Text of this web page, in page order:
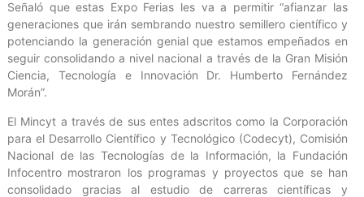
Señaló que estas Expo Ferias les va a permitir “afianzar las
generaciones que irán sembrando nuestro semillero científico y
potenciando la generación genial que estamos empeñados en
seguir consolidando a nivel nacional a través de la Gran Misión
Ciencia, Tecnología e Innovación Dr. Humberto Fernández
Morán”.
El Mincyt a través de sus entes adscritos como la Corporación
para el Desarrollo Científico y Tecnológico (Codecyt), Comisión
Nacional de las Tecnologías de la Información, la Fundación
Infocentro mostraron los programas y proyectos que se han
consolidado gracias al estudio de carreras científicas y